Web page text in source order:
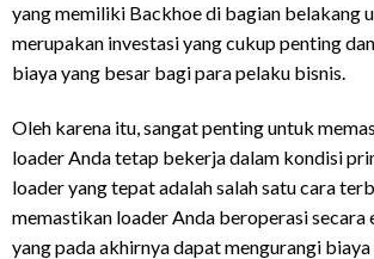
yang memiliki Backhoe di bagian belakang
merupakan investasi yang cukup penting
biaya yang besar bagi para pelaku bisnis.
Oleh karena itu, sangat penting untuk
loader Anda tetap bekerja dalam kondisi
loader yang tepat adalah salah satu cara
memastikan loader Anda beroperasi secara
yang pada akhirnya dapat mengurangi